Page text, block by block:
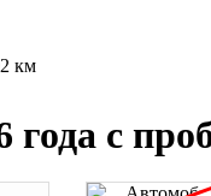
км
с